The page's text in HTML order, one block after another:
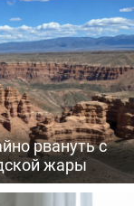
рвануть с
жары